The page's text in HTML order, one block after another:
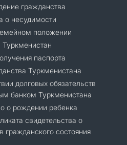
гражданства
о несудимости
положении
Туркменистан
паспорта
Туркменистана
долговых обязательств
банком Туркменистана
о рождении ребенка
свидетельства о
гражданского состояния